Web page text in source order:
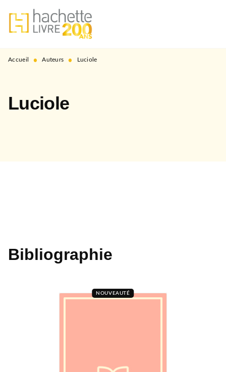
MENU RECHERCHE
PIED DE PAGE
Accueil • Auteurs • Luciole
Luciole
Bibliographie
NOUVEAUTÉ